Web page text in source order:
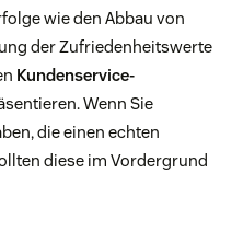
wie den Abbau von
der Zufriedenheitswerte
Kundenservice-
Wenn Sie
die einen echten
diese im Vordergrund